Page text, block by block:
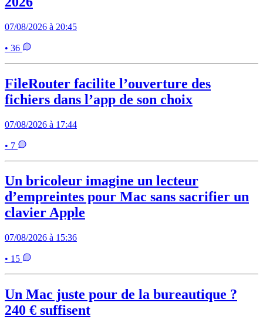
07/08/2026 à 20:45
• 36
FileRouter facilite l’ouverture des
fichiers dans l’app de son choix
07/08/2026 à 17:44
• 7
Un bricoleur imagine un lecteur
d’empreintes pour Mac sans sacrifier un
clavier Apple
07/08/2026 à 15:36
• 15
Un Mac juste pour de la bureautique ?
240 € suffisent